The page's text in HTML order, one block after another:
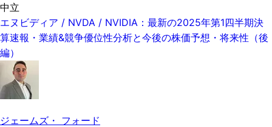
中立
エヌビディア / NVDA / NVIDIA：最新の2025年第1四半期決
算速報・業績&競争優位性分析と今後の株価予想・将来性（後
編）
ジェームズ・ フォード